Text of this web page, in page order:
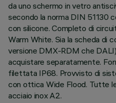
da uno schermo in vetro
secondo la norma DIN 51130
con silicone. Completo di
Warm White. Sia la scheda di
versione DMX-RDM che
acquistare separatamente.
filettata IP68. Provvisto di
con ottica Wide Flood. Tutte
acciaio inox A2.